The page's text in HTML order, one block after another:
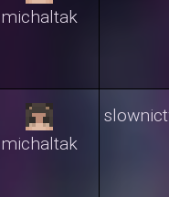
michaltak
michaltak